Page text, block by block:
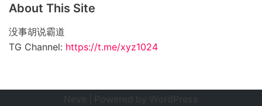
About This Site
没事胡说霸道
TG Channel: https://t.me/xyz1024